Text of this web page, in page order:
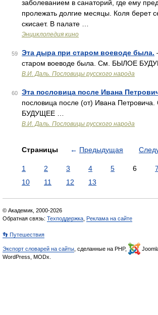
заболеванием в санаторий, где ему
пролежать долгие месяцы. Коля берет
скисает. В палате …
Энциклопедия кино
59 Эта дыра при старом воеводе была.
старом воеводе была. См. БЫЛОЕ
В.И. Даль. Пословицы русского народа
60 Эта пословица после Ивана
пословица после (от) Ивана
БУДУЩЕЕ …
В.И. Даль. Пословицы русского народа
Страницы ← Предыдущая
1 2 3 4 5 6 7
10
11 12 13
© Академик, 2000-2026
Обратная связь: Техподдержка Реклама на сайте
👣 Путешествия
Экспорт словарей на сайты , сделанные на PHP,
WordPress, MODx.